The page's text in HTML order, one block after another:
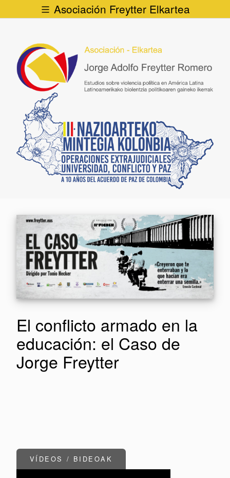
Asociación Freytter Elkartea
El conflicto armado en la
educación: el Caso de
Jorge Freytter
VÍDEOS / BIDEOAK